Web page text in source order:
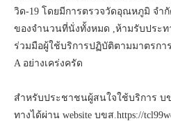
วิด-19 โดยมีการตรวจวัดอุณหภูมิ จำ
ของจำนวนที่นั่งทั้งหมด ,ห้ามรับประ
ร่วมมือผู้ใช้บริการปฏิบัติตามมาตรก
A อย่างเคร่งครัด
สำหรับประชาชนผู้สนใจใช้บริการ บ
ทางได้ผ่าน website บขส.https://